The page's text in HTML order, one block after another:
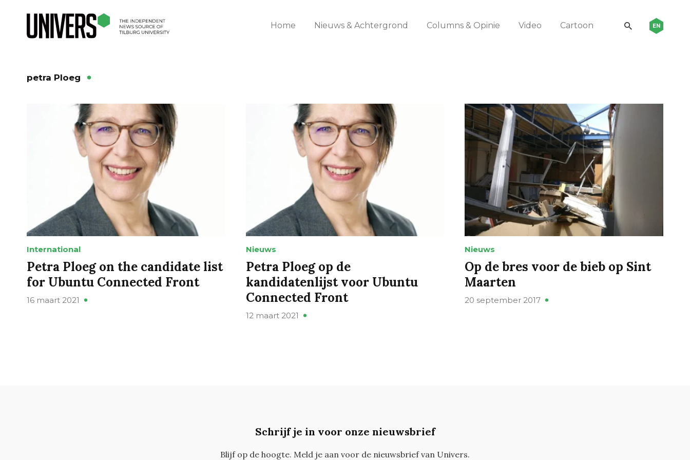
Home Nieuws & Achtergrond Columns & Opinie Video Cartoon EN
petra Ploeg
International
Petra Ploeg on the candidate list
for Ubuntu Connected Front
16 maart 2021
Nieuws
Petra Ploeg op de
kandidatenlijst voor Ubuntu
Connected Front
12 maart 2021
Nieuws
Op de bres voor de bieb op Sint
Maarten
20 september 2017
Schrijf je in voor onze nieuwsbrief
Blijf op de hoogte. Meld je aan voor de nieuwsbrief van Univers.